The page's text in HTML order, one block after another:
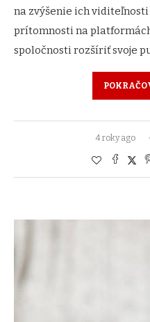
na zvýšenie ich
prítomnosti na
spoločnosti rozšíriť svoje
4 roky ago